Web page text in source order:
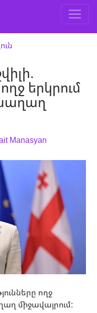
երկրում
Manasyan
ողջ
միջավայրում: